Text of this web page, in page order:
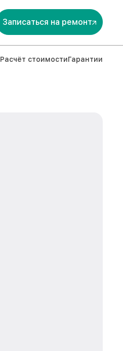
Записаться на ремонт
Расчёт стоимостиГарантии